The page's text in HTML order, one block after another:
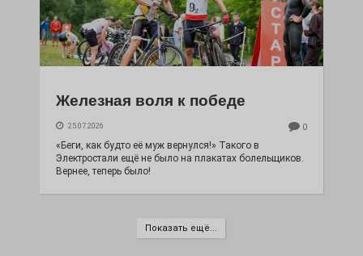
Железная воля к победе
25.07.2026 0
«Беги, как будто её муж вернулся!» Такого в
Электростали ещё не было на плакатах болельщиков.
Вернее, теперь было!
Показать ещё...